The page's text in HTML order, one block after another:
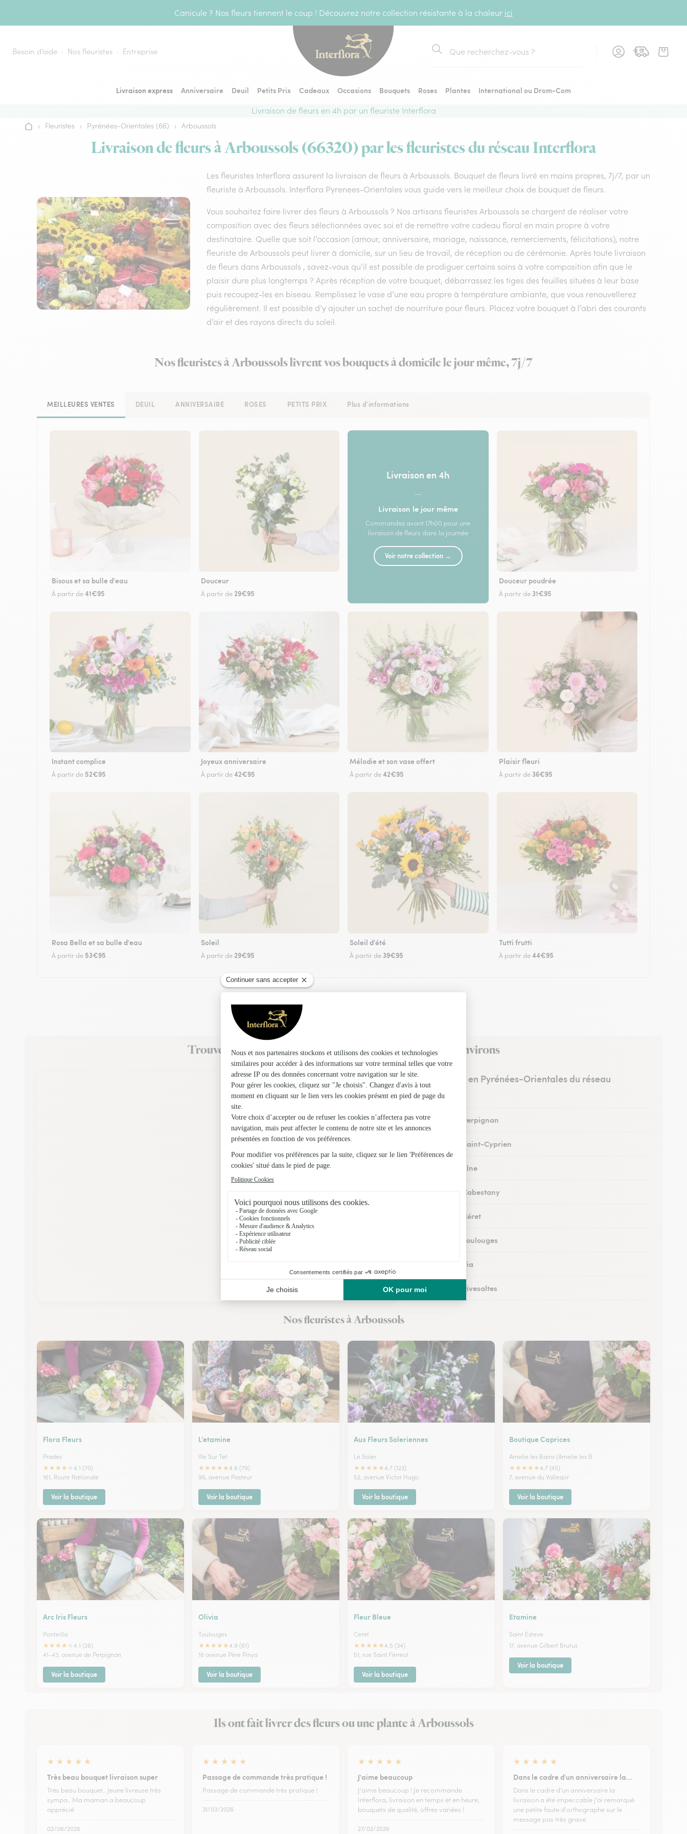
Canicule ? Nos fleurs tiennent le coup ! Découvrez notre collection résistante à la chaleur ici
Besoin d’aide Nos fleuristes Entreprise
Rechercher
Livraison express Anniversaire Deuil Petits Prix Cadeaux Occasions Bouquets Roses Plantes
International ou Drom-Com
Livraison de fleurs en 4h par un fleuriste Interflora
Accueil
› Fleuristes › Pyrénées-Orientales (66) › Arboussols
Livraison de fleurs à Arboussols (66320) par les fleuristes du réseau Interflora
Les fleuristes Interflora assurent la livraison de fleurs à Arboussols. Bouquet de fleurs livré en mains propres, 7j/7, par un
fleuriste à Arboussols. Interflora Pyrenees-Orientales vous guide vers le meilleur choix de bouquet de fleurs.
Vous souhaitez faire livrer des fleurs à Arboussols ? Nos artisans fleuristes Arboussols se chargent de réaliser votre
composition avec des fleurs sélectionnées avec soi et de remettre votre cadeau floral en main propre à votre
destinataire. Quelle que soit l’occasion (amour, anniversaire, mariage, naissance, remerciements, félicitations), notre
fleuriste de Arboussols peut livrer à domicile, sur un lieu de travail, de réception ou de cérémonie. Après toute livraison
de fleurs dans Arboussols , savez-vous qu’il est possible de prodiguer certains soins à votre composition afin que le
plaisir dure plus longtemps ? Après réception de votre bouquet, débarrassez les tiges des feuilles situées à leur base
puis recoupez-les en biseau. Remplissez le vase d’une eau propre à température ambiante, que vous renouvellerez
régulièrement. Il est possible d’y ajouter un sachet de nourriture pour fleurs. Placez votre bouquet à l’abri des courants
d’air et des rayons directs du soleil.
Nos fleuristes à Arboussols livrent vos bouquets à domicile le jour même, 7j/7
MEILLEURES VENTES DEUIL ANNIVERSAIRE ROSES PETITS PRIX Plus d'informations
Bisous et sa bulle d'eau
À partir de41€95
Douceur
À partir de 29€95
Livraison en 4h
—
Livraison le jour même
Commandez avant 17h00 pour une
livraison de fleurs dans la journée
Voir notre collection →
Douceur poudrée
À partir de 31€95
Instant complice
À partir de 52€95
Joyeux anniversaire
À partir de42€95
Mélodie et son vase offert
À partir de42€95
Plaisir fleuri
À partir de 36€95
Rosa Bella et sa bulle d'eau
À partir de 53€95
Soleil
À partir de 29€95
Soleil d'été
À partir de 39€95
Tutti frutti
À partir de44€95
Trouvez un fleuriste Interflora à Arboussols et dans ses environs
Les fleuristes en Pyrénées-Orientales du réseau
Interflora
Fleuristes à Perpignan
Fleuristes à Saint-Cyprien
Fleuristes à Elne
Fleuristes à Cabestany
Fleuristes à Céret
Fleuristes à Toulouges
Fleuristes à Pia
Fleuristes à Rivesaltes
Nos fleuristes à Arboussols
Flora Fleurs
Prades
★★★★
4.1 (70)
161, Route Nationale
Voir la boutique
L’etamine
Ille Sur Tet
★★★★★4.6 (79)
96, avenue Pasteur
Voir la boutique
Aux Fleurs Soleriennes
Le Soler
★★★★★4.7 (123)
52, avenue Victor Hugo
Voir la boutique
Boutique Caprices
Amelie les Bains (Amelie les B
★★★★★4.7 (45)
7, avenue du Vallespir
Voir la boutique
Arc Iris Fleurs
Ponteilla
★★★★
4.1 (26)
41-43, avenue de Perpignan
Voir la boutique
Olivia
Toulouges
★★★★★4.9 (61)
16 avenue Père Pinya
Voir la boutique
Fleur Bleue
Ceret
★★★★★4.5 (34)
51, rue Saint Férreol
Voir la boutique
Etamine
Saint Esteve
17, avenue Gilbert Brutus
Voir la boutique
Ils ont fait livrer des fleurs ou une plante à Arboussols
★ ★ ★ ★ ★
Très beau bouquet livraison super
Très beau bouquet.. Jeune livreuse très
sympa.. Ma maman a beaucoup
apprécié
02/06/2026
★ ★ ★ ★ ★
Passage de commande très pratique !
Passage de commande très pratique !
31/03/2026
★ ★ ★ ★ ★
J'aime beaucoup
J'aime beaucoup ! Je recommande
Interflora, livraison en temps et en heure,
bouquets de qualité, offres variées !
27/02/2026
★ ★ ★ ★ ★
Dans le cadre d'un anniversaire la…
Dans le cadre d'un anniversaire la
livraison a été impeccable j'ai remarqué
une petite faute d'orthographe sur le
message pas très grave.